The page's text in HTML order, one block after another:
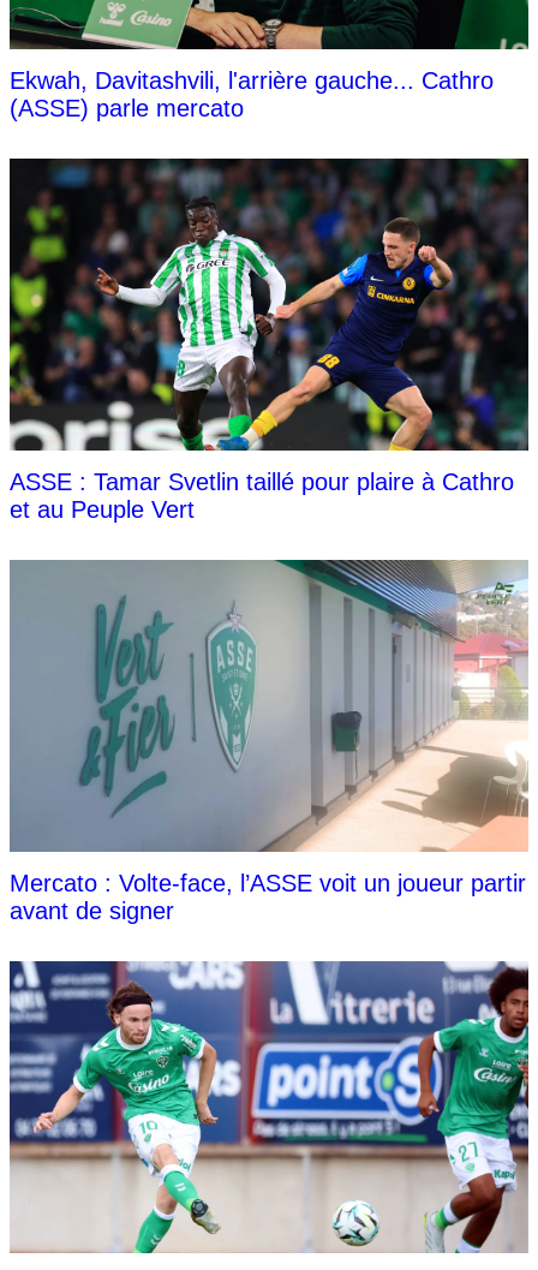
Ekwah, Davitashvili, l'arrière gauche... Cathro
(ASSE) parle mercato
ASSE : Tamar Svetlin taillé pour plaire à Cathro
et au Peuple Vert
Mercato : Volte-face, l’ASSE voit un joueur partir
avant de signer